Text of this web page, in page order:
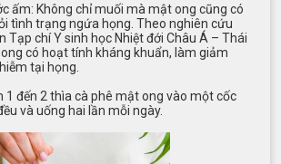
ấm: Không chỉ muối mà mật ong cũng có
tình trạng ngứa họng. Theo nghiên cứu
Tạp chí Y sinh học Nhiệt đới Châu Á – Thái
có hoạt tính kháng khuẩn, làm giảm
tại họng.
1 đến 2 thìa cà phê mật ong vào một cốc
và uống hai lần mỗi ngày.